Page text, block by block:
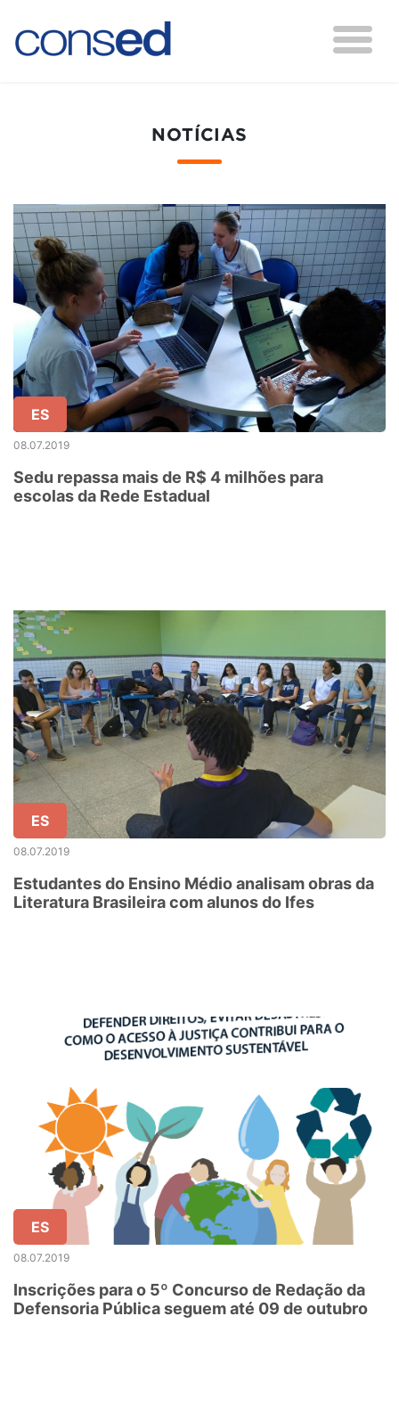
NOTÍCIAS
ES
08.07.2019
Sedu repassa mais de R$ 4 milhões para
escolas da Rede Estadual
ES
08.07.2019
Estudantes do Ensino Médio analisam obras da
Literatura Brasileira com alunos do Ifes
ES
08.07.2019
Inscrições para o 5º Concurso de Redação da
Defensoria Pública seguem até 09 de outubro